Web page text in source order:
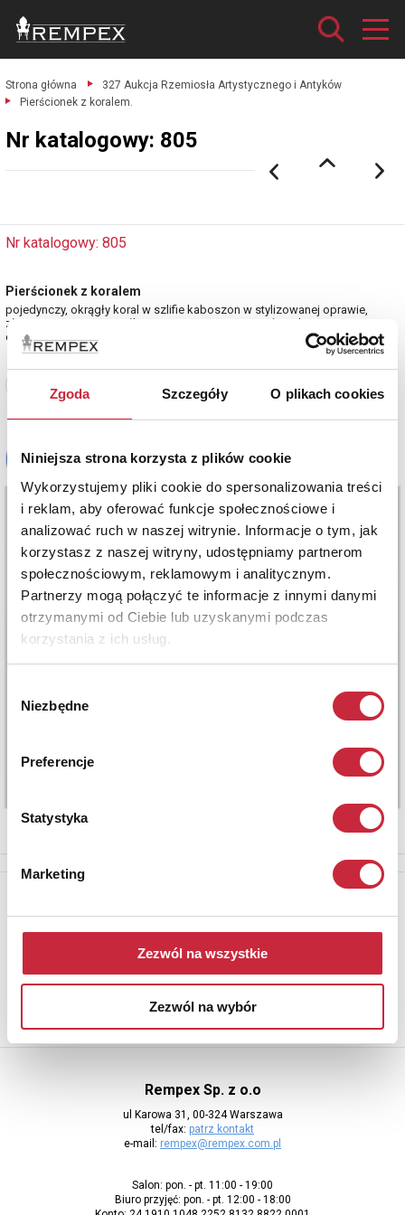
Zgoda Szczegóły O plikach cookies
Niniejsza strona korzysta z plików cookie
Wykorzystujemy pliki cookie do spersonalizowania treści
i reklam, aby oferować funkcje społecznościowe i
analizować ruch w naszej witrynie. Informacje o tym, jak
korzystasz z naszej witryny, udostępniamy partnerom
społecznościowym, reklamowym i analitycznym.
Partnerzy mogą połączyć te informacje z innymi danymi
otrzymanymi od Ciebie lub uzyskanymi podczas
korzystania z ich usług.
zgody
Niezbędne
Preferencje
Statystyka
Marketing
Zezwól na wszystkie
Zezwól na wybór
Strona główna
327 Aukcja Rzemiosła Artystycznego i Antyków
Pierścionek z koralem.
Nr katalogowy: 805
Nr katalogowy: 805
Pierścionek z koralem
pojedynczy, okrągły koral w szlifie kaboszon w stylizowanej oprawie,
złoto pr. 0.583, masa całkowita 3.510 g., rozm. pierścionka 16.5.
estymacja: 3 200 - 3 800 zł
Rempex Sp. z o.o
ul Karowa 31, 00-324 Warszawa
tel/fax: patrz kontakt
e-mail: rempex@rempex.com.pl
Salon: pon. - pt. 11:00 - 19:00
Biuro przyjęć: pon. - pt. 12:00 - 18:00